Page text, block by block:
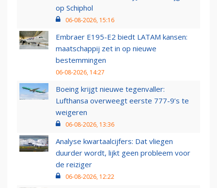
op Schiphol
06-08-2026, 15:16
Embraer E195-E2 biedt LATAM kansen:
maatschappij zet in op nieuwe
bestemmingen
06-08-2026, 14:27
Boeing krijgt nieuwe tegenvaller:
Lufthansa overweegt eerste 777-9’s te
weigeren
06-08-2026, 13:36
Analyse kwartaalcijfers: Dat vliegen
duurder wordt, lijkt geen probleem voor
de reiziger
06-08-2026, 12:22